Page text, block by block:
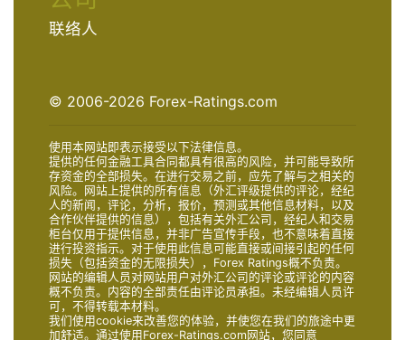
联络人
© 2006-2026 Forex-Ratings.com
使用本网站即表示接受以下法律信息。
提供的任何金融工具合同都具有很高的风险，并可能导致所
存资金的全部损失。在进行交易之前，应先了解与之相关的
风险。网站上提供的所有信息（外汇评级提供的评论，经纪
人的新闻，评论，分析，报价，预测或其他信息材料，以及
合作伙伴提供的信息），包括有关外汇公司，经纪人和交易
柜台仅用于提供信息，并非广告宣传手段，也不意味着直接
进行投资指示。对于使用此信息可能直接或间接引起的任何
损失（包括资金的无限损失），Forex Ratings概不负责。
网站的编辑人员对网站用户对外汇公司的评论或评论的内容
概不负责。内容的全部责任由评论员承担。未经编辑人员许
可，不得转载本材料。
我们使用cookie来改善您的体验，并使您在我们的旅途中更
加舒适。通过使用Forex-Ratings.com网站，您同意